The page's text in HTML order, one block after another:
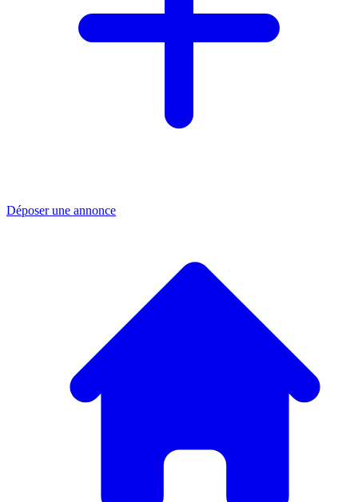
Déposer une annonce